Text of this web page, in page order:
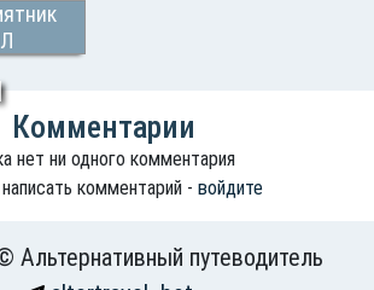
Комментарии
нет ни одного комментария
комментарий - войдите
Альтернативный путеводитель